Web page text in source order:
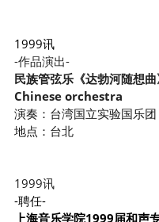
1999讯
-作品演出-
民族管弦乐《达勃河随想
Chinese orchestra
演奏：台湾国立实验国乐团
地点：台北
1999讯
-聘任-
上海音乐学院1999届和声